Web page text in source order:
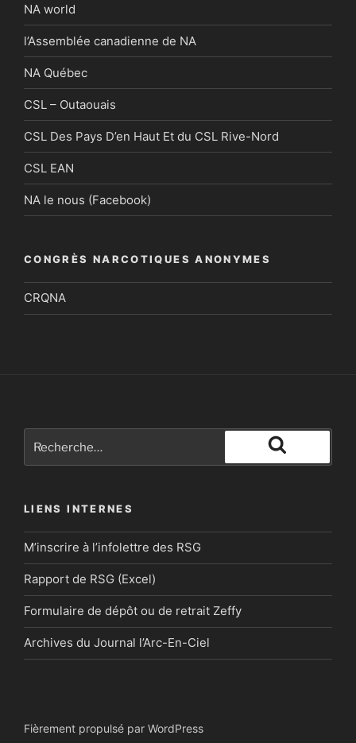
NA world
l’Assemblée canadienne de NA
NA Québec
CSL – Outaouais
CSL Des Pays D’en Haut Et du CSL Rive-Nord
CSL EAN
NA le nous (Facebook)
CONGRÈS NARCOTIQUES ANONYMES
CRQNA
pour
Recherche
LIENS INTERNES
M’inscrire à l’infolettre des RSG
Rapport de RSG (Excel)
Formulaire de dépôt ou de retrait Zeffy
Archives du Journal l’Arc-En-Ciel
Fièrement propulsé par WordPress